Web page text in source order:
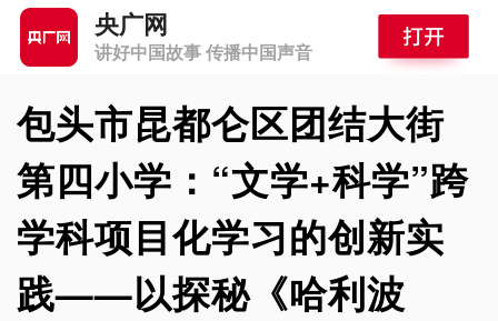
央广网
讲好中国故事 传播中国声音
包头市昆都仑区团结大街
第四小学：“文学+科学”跨
学科项目化学习的创新实
践——以探秘《哈利波